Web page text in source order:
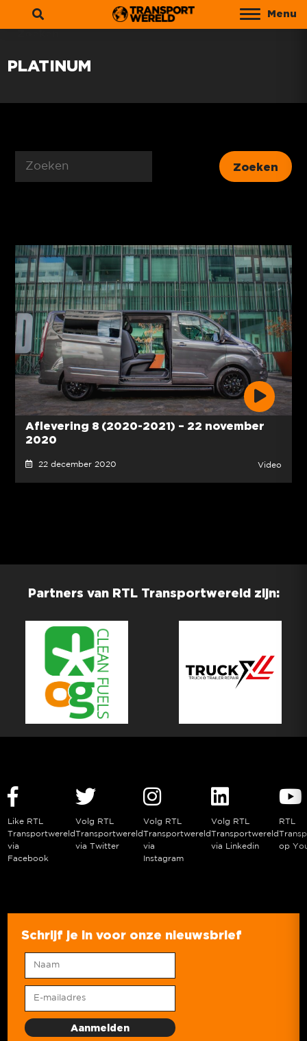
Menu
PLATINUM
Aflevering 8 (2020-2021) – 22 november
2020
22 december 2020 Video
Partners van RTL Transportwereld zijn:
Like RTL
Transportwereld
via
Facebook
Volg RTL
Transportwereld
via Twitter
Volg RTL
Transportwereld
via
Instagram
Volg RTL
Transportwereld
via Linkedin
RTL
op
Schrijf je in voor onze nieuwsbrief